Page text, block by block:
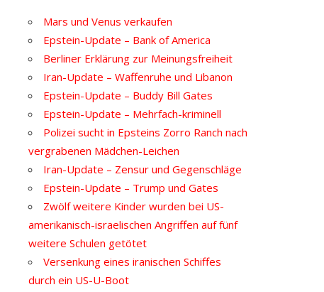
Mars und Venus verkaufen
Epstein-Update – Bank of America
Berliner Erklärung zur Meinungsfreiheit
Iran-Update – Waffenruhe und Libanon
Epstein-Update – Buddy Bill Gates
Epstein-Update – Mehrfach-kriminell
Polizei sucht in Epsteins Zorro Ranch nach
vergrabenen Mädchen-Leichen
Iran-Update – Zensur und Gegenschläge
Epstein-Update – Trump und Gates
Zwölf weitere Kinder wurden bei US-
amerikanisch-israelischen Angriffen auf fünf
weitere Schulen getötet
Versenkung eines iranischen Schiffes
durch ein US-U-Boot